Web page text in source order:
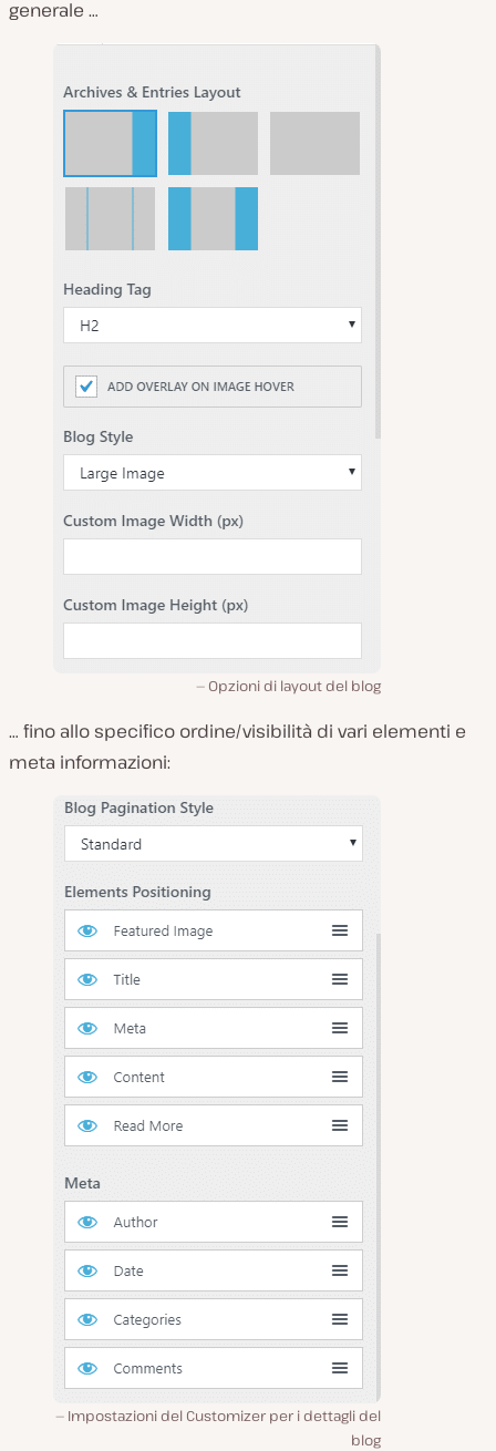
generale …
Opzioni di layout del blog
… fino allo specifico ordine/visibilità di vari elementi e
meta informazioni:
Impostazioni del Customizer per i dettagli del
blog